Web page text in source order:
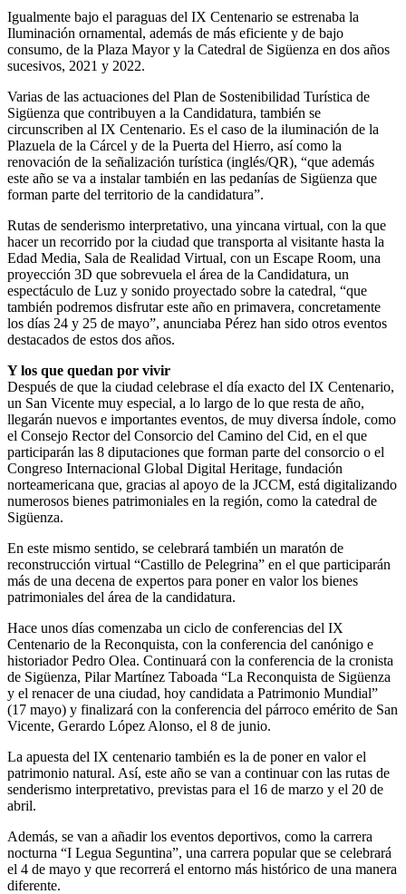
Igualmente bajo el paraguas del IX Centenario se estrenaba la
Iluminación ornamental, además de más eficiente y de bajo
consumo, de la Plaza Mayor y la Catedral de Sigüenza en dos años
sucesivos, 2021 y 2022.
Varias de las actuaciones del Plan de Sostenibilidad Turística de
Sigüenza que contribuyen a la Candidatura, también se
circunscriben al IX Centenario. Es el caso de la iluminación de la
Plazuela de la Cárcel y de la Puerta del Hierro, así como la
renovación de la señalización turística (inglés/QR), “que además
este año se va a instalar también en las pedanías de Sigüenza que
forman parte del territorio de la candidatura”.
Rutas de senderismo interpretativo, una yincana virtual, con la que
hacer un recorrido por la ciudad que transporta al visitante hasta la
Edad Media, Sala de Realidad Virtual, con un Escape Room, una
proyección 3D que sobrevuela el área de la Candidatura, un
espectáculo de Luz y sonido proyectado sobre la catedral, “que
también podremos disfrutar este año en primavera, concretamente
los días 24 y 25 de mayo”, anunciaba Pérez han sido otros eventos
destacados de estos dos años.
Y los que quedan por vivir
Después de que la ciudad celebrase el día exacto del IX Centenario,
un San Vicente muy especial, a lo largo de lo que resta de año,
llegarán nuevos e importantes eventos, de muy diversa índole, como
el Consejo Rector del Consorcio del Camino del Cid, en el que
participarán las 8 diputaciones que forman parte del consorcio o el
Congreso Internacional Global Digital Heritage, fundación
norteamericana que, gracias al apoyo de la JCCM, está digitalizando
numerosos bienes patrimoniales en la región, como la catedral de
Sigüenza.
En este mismo sentido, se celebrará también un maratón de
reconstrucción virtual “Castillo de Pelegrina” en el que participarán
más de una decena de expertos para poner en valor los bienes
patrimoniales del área de la candidatura.
Hace unos días comenzaba un ciclo de conferencias del IX
Centenario de la Reconquista, con la conferencia del canónigo e
historiador Pedro Olea. Continuará con la conferencia de la cronista
de Sigüenza, Pilar Martínez Taboada “La Reconquista de Sigüenza
y el renacer de una ciudad, hoy candidata a Patrimonio Mundial”
(17 mayo) y finalizará con la conferencia del párroco emérito de San
Vicente, Gerardo López Alonso, el 8 de junio.
La apuesta del IX centenario también es la de poner en valor el
patrimonio natural. Así, este año se van a continuar con las rutas de
senderismo interpretativo, previstas para el 16 de marzo y el 20 de
abril.
Además, se van a añadir los eventos deportivos, como la carrera
nocturna “I Legua Seguntina”, una carrera popular que se celebrará
el 4 de mayo y que recorrerá el entorno más histórico de una manera
diferente.